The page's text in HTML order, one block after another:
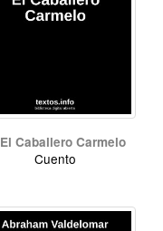
El Caballero Carmelo
Cuento